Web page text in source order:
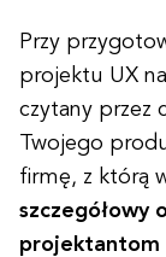
Przy
projektu UX
czytany przez
Twojego
firmę, z którą
szczegółowy
projektantom